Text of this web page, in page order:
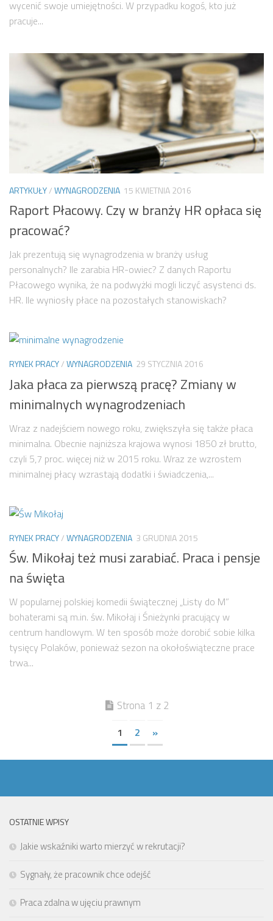
wycenić swoje umiejętności. W przypadku kogoś, kto już
pracuje...
ARTYKUŁY/WYNAGRODZENIA 15 KWIETNIA 2016
Raport Płacowy. Czy w branży HR opłaca się
pracować?
Jak prezentują się wynagrodzenia w branży usług
personalnych? Ile zarabia HR-owiec? Z danych Raportu
Płacowego wynika, że na podwyżki mogli liczyć asystenci ds.
HR. Ile wyniosły płace na pozostałych stanowiskach?
RYNEK PRACY/WYNAGRODZENIA 29 STYCZNIA 2016
Jaka płaca za pierwszą pracę? Zmiany w
minimalnych wynagrodzeniach
Wraz z nadejściem nowego roku, zwiększyła się także płaca
minimalna. Obecnie najniższa krajowa wynosi 1850 zł brutto,
czyli 5,7 proc. więcej niż w 2015 roku. Wraz ze wzrostem
minimalnej płacy wzrastają dodatki i świadczenia,...
RYNEK PRACY/WYNAGRODZENIA 3 GRUDNIA 2015
Św. Mikołaj też musi zarabiać. Praca i pensje
na święta
W popularnej polskiej komedii świątecznej „Listy do M”
bohaterami są m.in. św. Mikołaj i Śnieżynki pracujący w
centrum handlowym. W ten sposób może dorobić sobie kilka
tysięcy Polaków, ponieważ sezon na okołoświąteczne prace
trwa...
Strona 1 z 2
1 2 »
OSTATNIE WPISY
Jakie wskaźniki warto mierzyć w rekrutacji?
Sygnały, że pracownik chce odejść
Praca zdalna w ujęciu prawnym